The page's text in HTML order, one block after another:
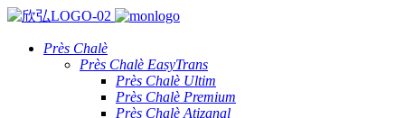
Près Chalè
Près Chalè EasyTrans
Près Chalè Ultim
Près Chalè Premium
Près Chalè Atizanal